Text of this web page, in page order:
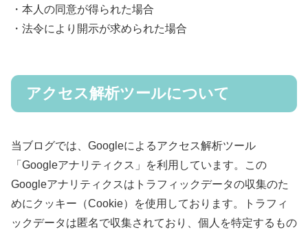
・本人の同意が得られた場合
・法令により開示が求められた場合
アクセス解析ツールについて
当ブログでは、Googleによるアクセス解析ツール
「Googleアナリティクス」を利用しています。この
Googleアナリティクスはトラフィックデータの収集のた
めにクッキー（Cookie）を使用しております。トラフィ
ックデータは匿名で収集されており、個人を特定するもの